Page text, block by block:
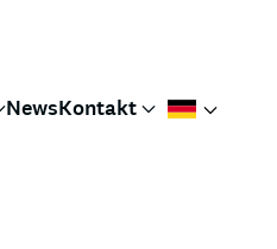
NewsKontakt